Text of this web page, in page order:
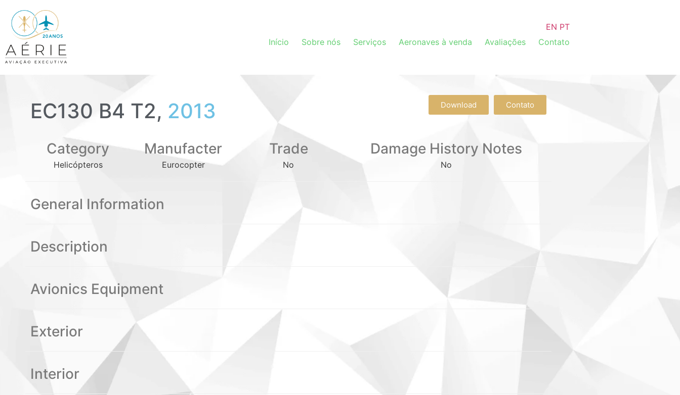
EN PT
Início
Sobre nós Serviços Aeronaves à venda Avaliações Contato
EC130 B4 T2, 2013 Download Contato
Category
Helicópteros
Manufacter
Eurocopter
Trade
No
Damage History Notes
No
General Information
Description
Avionics Equipment
Exterior
Interior